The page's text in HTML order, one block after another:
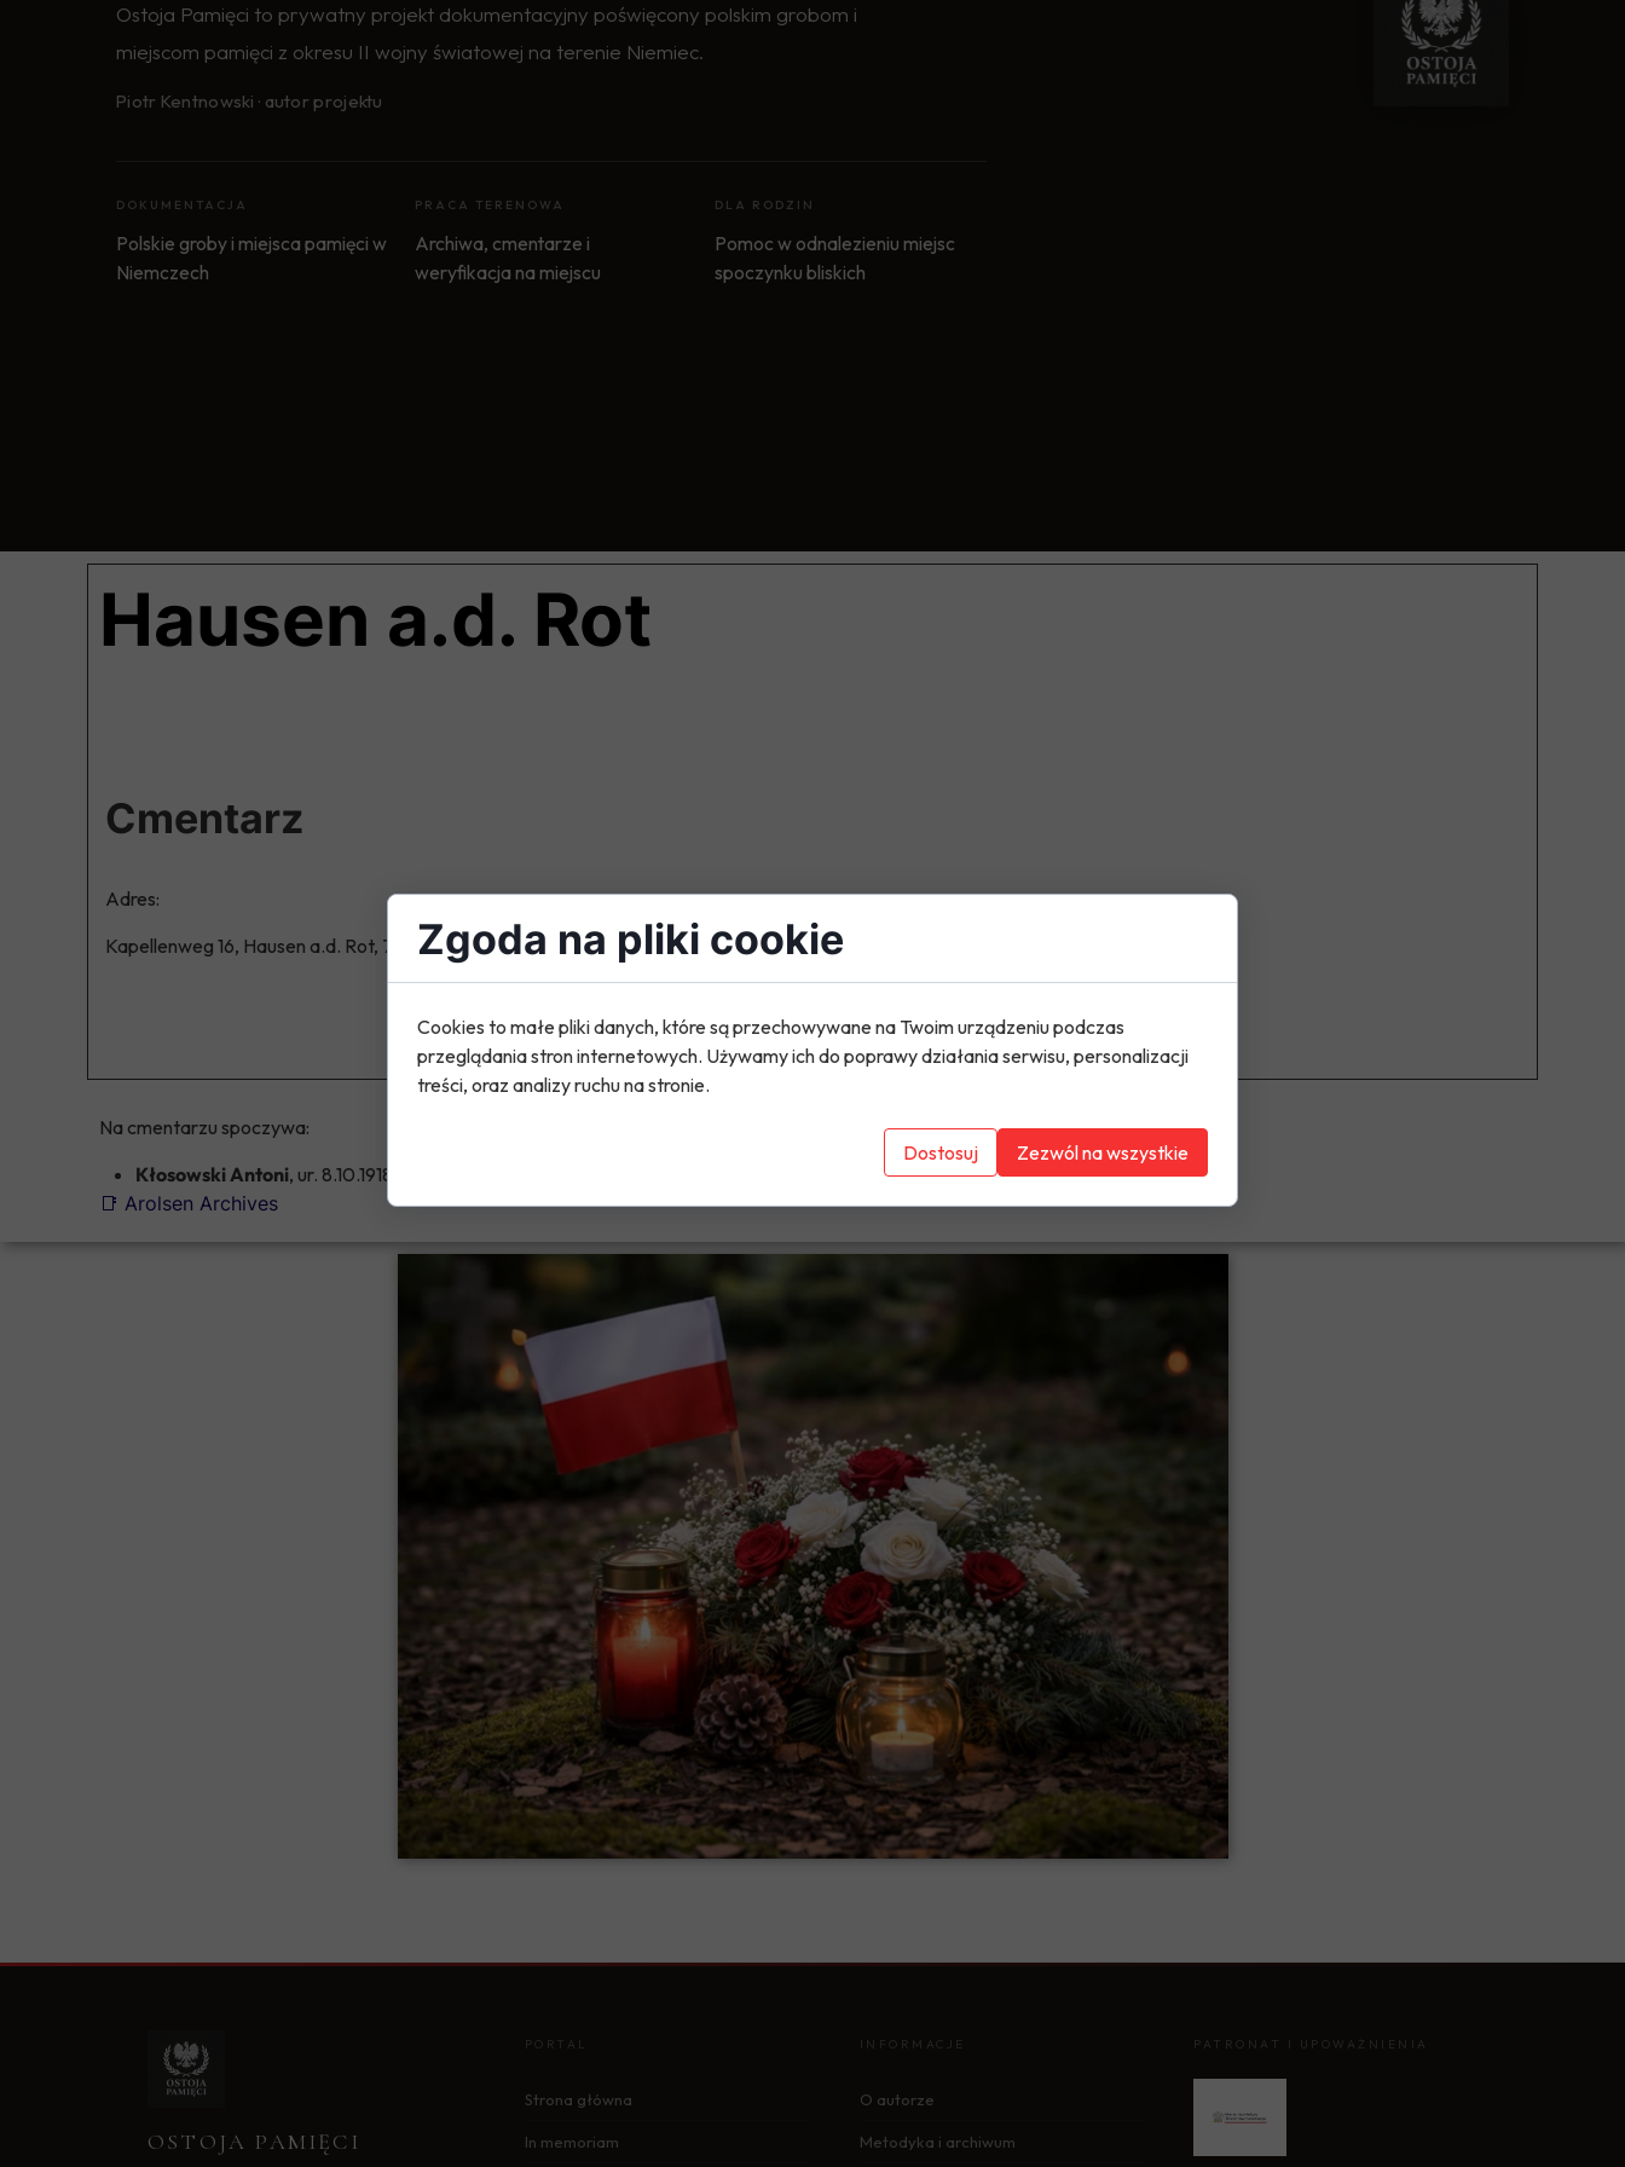
Ostoja Pamięci to prywatny projekt dokumentacyjny poświęcony polskim grobom i
miejscom pamięci z okresu II wojny światowej na terenie Niemiec.
Piotr Kentnowski · autor projektu
DOKUMENTACJA
Polskie groby i miejsca pamięci w
Niemczech
PRACA TERENOWA
Archiwa, cmentarze i
weryfikacja na miejscu
DLA RODZIN
Pomoc w odnalezieniu miejsc
spoczynku bliskich
Adres:
Kapellenweg 16, Hausen a.d. Rot, 74420 Oberrot
Cmentarz
Hausen a.d. Rot
Na cmentarzu spoczywa:
Kłosowski Antoni, ur. 8.10.1918 (Rakszawa) - zm. 24.06.1941 (Obermühle). Grób utracono.
📑 Arolsen Archives
OSTOJA PAMIĘCI
PORTAL
Strona główna
In memoriam
INFORMACJE
O autorze
Metodyka i archiwum
PATRONAT I UPOWAŻNIENIA
Zgoda na pliki cookie
Cookies to małe pliki danych, które są przechowywane na Twoim urządzeniu podczas
przeglądania stron internetowych. Używamy ich do poprawy działania serwisu, personalizacji
treści, oraz analizy ruchu na stronie.
Dostosuj Zezwól na wszystkie